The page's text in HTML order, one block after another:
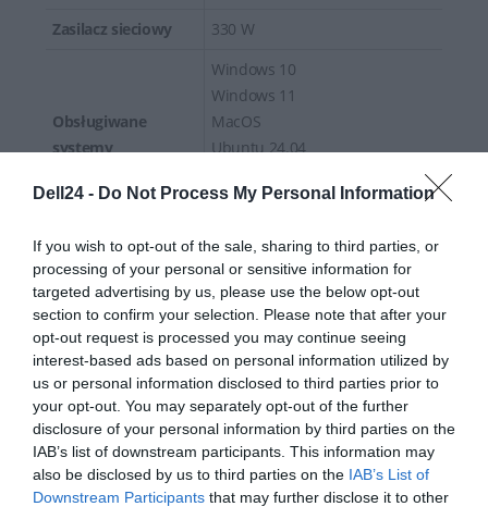
Dell24 - Do Not Process My Personal Information
If you wish to opt-out of the sale, sharing to third parties, or
processing of your personal or sensitive information for
targeted advertising by us, please use the below opt-out
section to confirm your selection. Please note that after your
opt-out request is processed you may continue seeing
interest-based ads based on personal information utilized by
us or personal information disclosed to third parties prior to
your opt-out. You may separately opt-out of the further
disclosure of your personal information by third parties on the
IAB’s list of downstream participants. This information may
also be disclosed by us to third parties on the IAB’s List of
Downstream Participants that may further disclose it to other
Zasilacz sieciowy
330 W
Obsługiwane
systemy
Windows 10
Windows 11
MacOS
Ubuntu 24.04
Chrome OS 141
Szerokość
9 cm
Wysokość
20.5 cm
Głębokość
3.53 cm
Waga
632 g
Bezpieczeństwo
Gniazdo blokady Kensington
Gniazdo blokady klinowej
Akcesoria w
zestawie
Zasilacz sieciowy